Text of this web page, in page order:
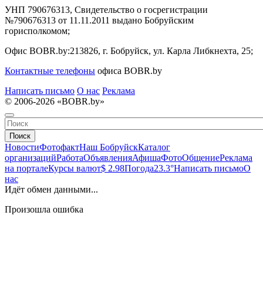
УНП 790676313, Свидетельство о госрегистрации
№790676313 от 11.11.2011 выдано Бобруйским
горисполкомом;
Офис BOBR.by:213826, г. Бобруйск, ул. Карла Либкнехта, 25;
Контактные телефоны офиса BOBR.by
Написать письмо О нас Реклама
© 2006-2026 «BOBR.by»
Поиск
НовостиФотофактНаш БобруйскКаталог
организацийРаботаОбъявленияАфишаФотоОбщениеРеклама
на порталеКурсы валют$ 2.98Погода23.3°Написать письмоО
нас
Идёт обмен данными...
Произошла ошибка